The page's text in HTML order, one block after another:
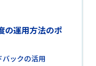
の運用方法のポ
ックの活用